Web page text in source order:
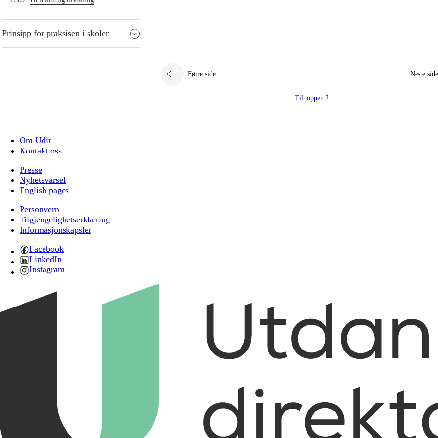
Prinsipp for praksisen i skolen
Førre side Neste side
Til toppen
Om Udir
Kontakt oss
Presse
Nyhetsvarsel
English pages
Personvern
Tilgjengelighetserklæring
Informasjonskapsler
Facebook
LinkedIn
Instagram